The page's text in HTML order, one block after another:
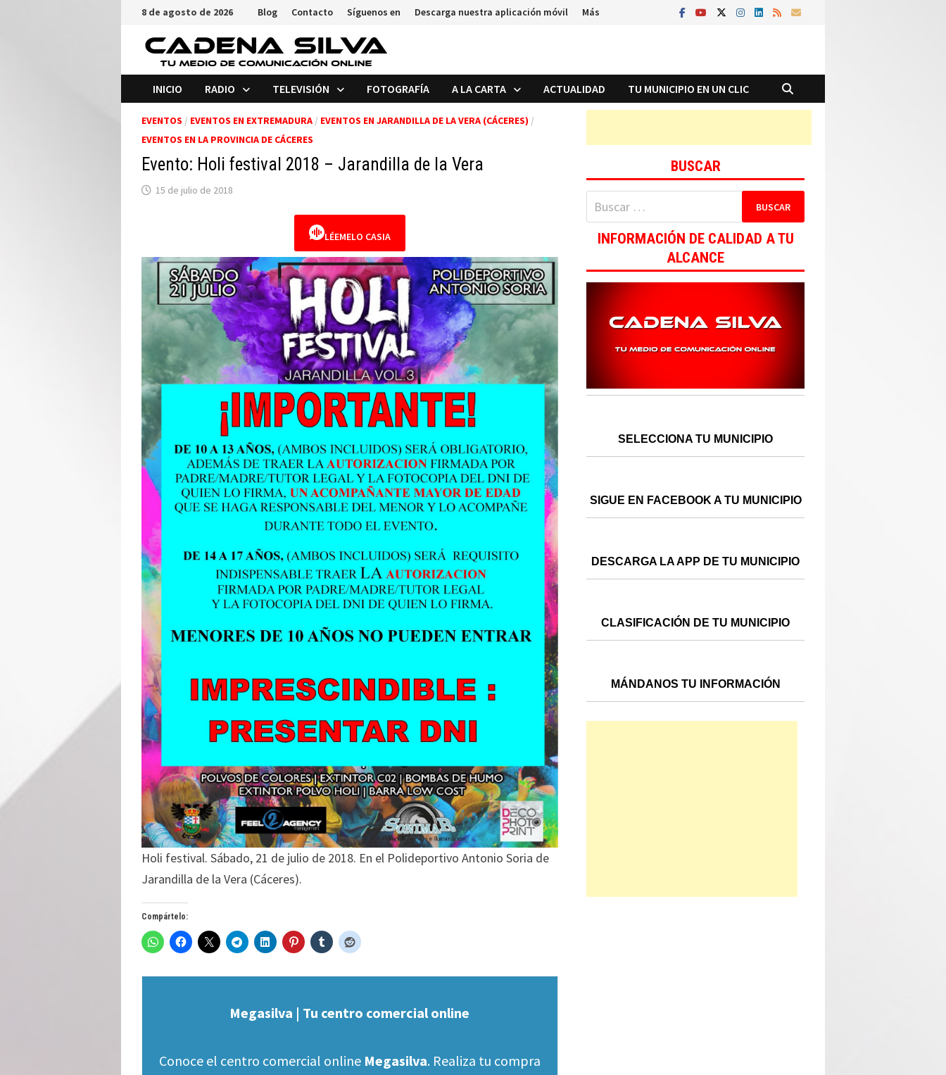
Saltar
contenido
8 de agosto de 2026 Blog Contacto Síguenos en Descarga nuestra aplicación móvil Más
INICIO RADIO TELEVISIÓN FOTOGRAFÍA A LA CARTA ACTUALIDAD TU MUNICIPIO EN UN CLIC
EVENTOS / EVENTOS EN EXTREMADURA/ EVENTOS EN JARANDILLA DE LA VERA (CÁCERES) /
EVENTOS EN LA PROVINCIA DE CÁCERES
Evento: Holi festival 2018 – Jarandilla de la Vera
15 de julio de 2018
LÉEMELO CASIA
Holi festival. Sábado, 21 de julio de 2018. En el Polideportivo Antonio Soria de
Jarandilla de la Vera (Cáceres).
Compártelo:
Megasilva | Tu centro comercial online
Conoce el centro comercial online Megasilva. Realiza tu compra
BUSCAR
Buscar:
INFORMACIÓN DE CALIDAD A TU
ALCANCE
SELECCIONA TU MUNICIPIO
SIGUE EN FACEBOOK A TU MUNICIPIO
DESCARGA LA APP DE TU MUNICIPIO
CLASIFICACIÓN DE TU MUNICIPIO
MÁNDANOS TU INFORMACIÓN